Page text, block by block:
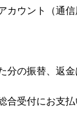
ウント（通信
分の振替、返金
合受付にお支払